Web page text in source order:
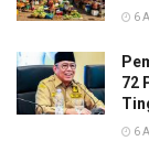
6
72
6